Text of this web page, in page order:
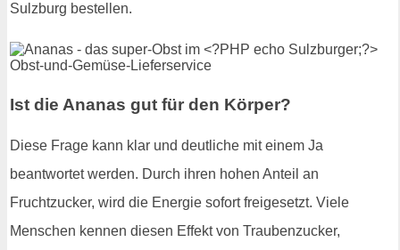
Sulzburg bestellen.
Ist die Ananas gut für den Körper?
Diese Frage kann klar und deutliche mit einem Ja
beantwortet werden. Durch ihren hohen Anteil an
Fruchtzucker, wird die Energie sofort freigesetzt. Viele
Menschen kennen diesen Effekt von Traubenzucker,